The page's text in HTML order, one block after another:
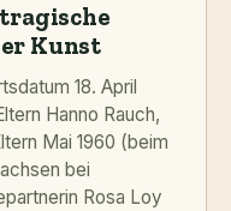
tragische
Kunst
18. April
Hanno Rauch,
Mai 1960 (beim
bei
Rosa Loy